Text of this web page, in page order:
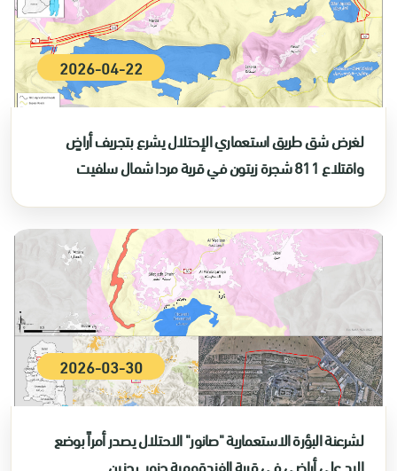
2026-04-22
لغرض شق طريق استعماري الإحتلال يشرع بتجريف أراضٍ
واقتلاع 811 شجرة زيتون في قرية مردا شمال سلفيت
2026-03-30
لشرعنة البؤرة الاستعمارية "صانور" الاحتلال يصدر أمراً بوضع